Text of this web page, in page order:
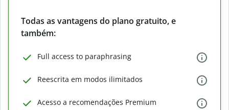
Todas as vantagens do plano gratuito, e
também:
Full access to paraphrasing
Reescrita em modos ilimitados
Acesso a recomendações Premium